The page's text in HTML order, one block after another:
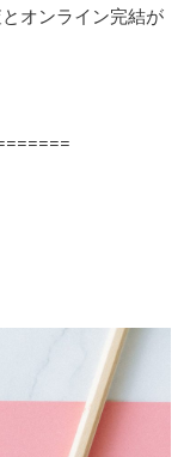
オンライン完結が